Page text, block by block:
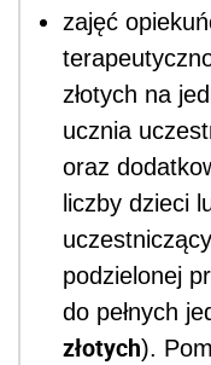
zajęć
złotych na
ucznia
oraz
liczby dzieci
podzielonej
do pełnych
złotych).